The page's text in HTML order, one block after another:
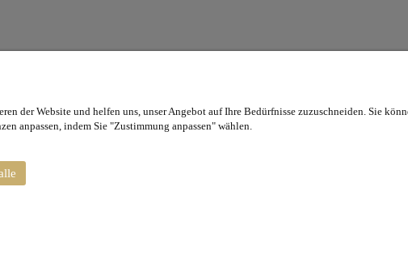
Visa, Visa Electron, Maestro, MasterCard, MasterCard Electronic.
der Website und helfen uns, unser Angebot auf Ihre Bedürfnisse zuzuschneiden. Sie
anpassen, indem Sie "Zustimmung anpassen" wählen.